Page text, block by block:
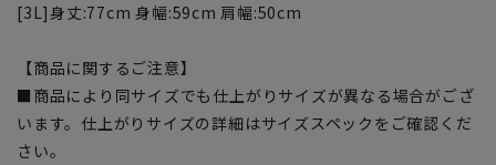
[3L]身丈:77cm 身幅:59cm 肩幅:50cm
【商品に関するご注意】
■商品により同サイズでも仕上がりサイズが異なる場合がござ
います。仕上がりサイズの詳細はサイズスペックをご確認くだ
さい。